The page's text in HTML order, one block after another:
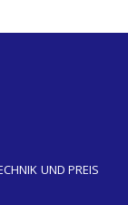
UND PREIS